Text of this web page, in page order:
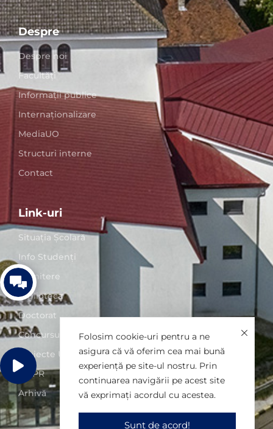
Despre
Despre noi
Facultăți
Informații publice
Internaționalizare
MediaUO
Structuri interne
Contact
Link-uri
Situaţia Școlară
Info Studenți
Admitere
Biblioteca
Doctorat
Concursuri posturi
Proiecte UO
GDPR
Arhivă
Folosim cookie-uri pentru a ne
asigura că vă oferim cea mai bună
experiență pe site-ul nostru. Prin
continuarea navigării pe acest site
vă exprimați acordul cu acestea.
Sunt de acord!